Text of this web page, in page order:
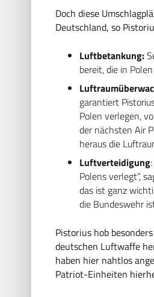
Doch diese
Deutschland, so
Luftbetankung:
bereit, die in
garantiert
Polen verlegen,
der nächsten Air
heraus die
Luftverteidigung
Polens verlegt“,
das ist ganz
die Bundeswehr
Pistorius hob
deutschen Luftwaffe
haben hier nahtlos
Patriot-Einheiten